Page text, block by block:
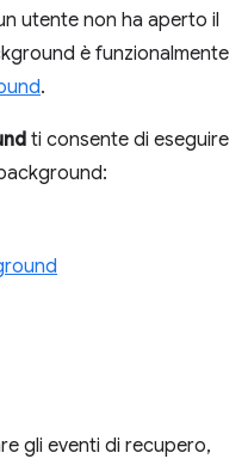
utente non ha aperto il
è funzionalmente
.
ti consente di eseguire
gli eventi di recupero,